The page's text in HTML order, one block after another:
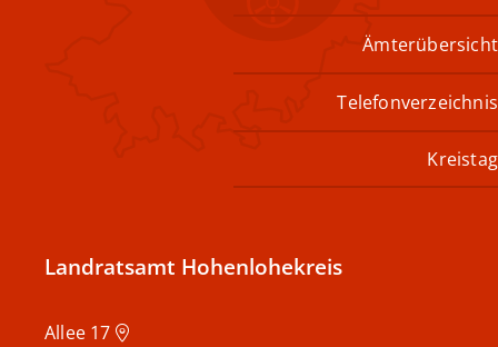
Ämterübersicht
Telefonverzeichnis
Kreistag
Landratsamt Hohenlohekreis